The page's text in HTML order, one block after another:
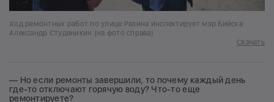
Ход ремонтных работ по улице Разина инспектирует мэр Бийска
Александр Студеникин (на фото справа)
Скачать
— Но если ремонты завершили, то почему каждый день
где-то отключают горячую воду? Что-то еще
ремонтируете?